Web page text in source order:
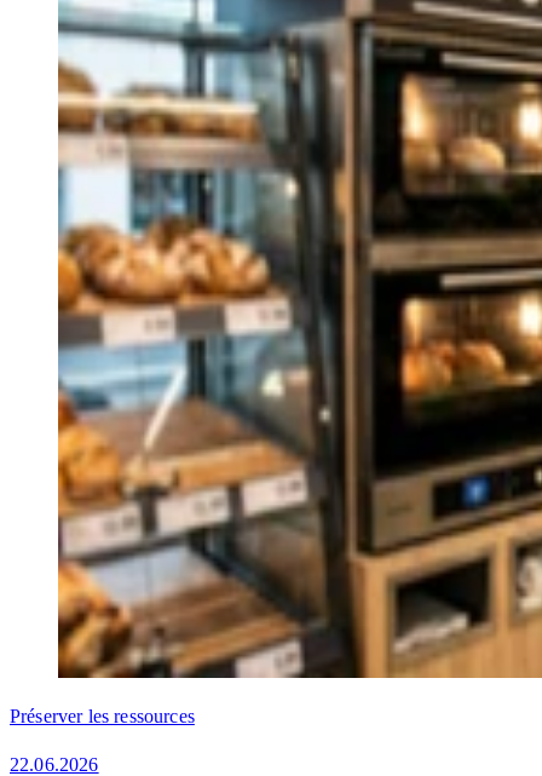
Préserver les ressources
22.06.2026